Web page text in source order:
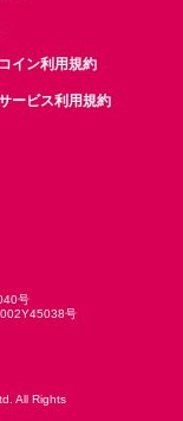
イン利用規約
ービス利用規約
号
号
All Rights